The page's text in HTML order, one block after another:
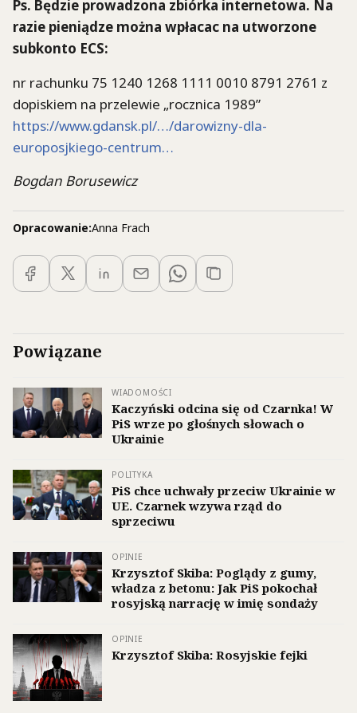
Ps. Będzie prowadzona zbiórka internetowa. Na
razie pieniądze można wpłacac na utworzone
subkonto ECS:
nr rachunku 75 1240 1268 1111 0010 8791 2761 z
dopiskiem na przelewie „rocznica 1989”
https://www.gdansk.pl/…/darowizny-dla-
europosjkiego-centrum…
Bogdan Borusewicz
Opracowanie:Anna Frach
Powiązane
WIADOMOŚCI
Kaczyński odcina się od Czarnka! W
PiS wrze po głośnych słowach o
Ukrainie
POLITYKA
PiS chce uchwały przeciw Ukrainie w
UE. Czarnek wzywa rząd do
sprzeciwu
OPINIE
Krzysztof Skiba: Poglądy z gumy,
władza z betonu: Jak PiS pokochał
rosyjską narrację w imię sondaży
OPINIE
Krzysztof Skiba: Rosyjskie fejki